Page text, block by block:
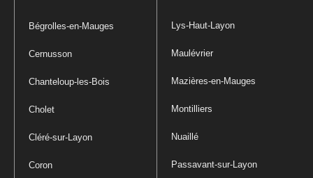
Bégrolles-en-Mauges
Cernusson
Chanteloup-les-Bois
Cholet
Cléré-sur-Layon
Coron
Lys-Haut-Layon
Maulévrier
Mazières-en-Mauges
Montilliers
Nuaillé
Passavant-sur-Layon